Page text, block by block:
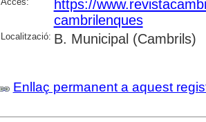
https://
cambrilenques
Localització: B. Municipal (Cambrils)
Enllaç permanent a aquest